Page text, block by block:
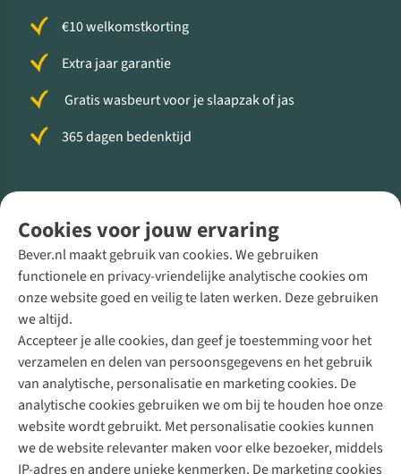
Cookies voor jouw ervaring
Bever.nl maakt gebruik van cookies. We gebruiken
functionele en privacy-vriendelijke analytische cookies om
onze website goed en veilig te laten werken. Deze gebruiken
we altijd.
Accepteer je alle cookies, dan geef je toestemming voor het
verzamelen en delen van persoonsgegevens en het gebruik
van analytische, personalisatie en marketing cookies. De
analytische cookies gebruiken we om bij te houden hoe onze
website wordt gebruikt. Met personalisatie cookies kunnen
we de website relevanter maken voor elke bezoeker, middels
IP-adres en andere unieke kenmerken. De marketing cookies
€10 welkomstkorting
Extra jaar garantie
Gratis wasbeurt voor je slaapzak of jas
365 dagen bedenktijd
Direct advies van een Buitenexpert
+31 (0)85 888 50 88
+31 6 12 28 49 80
Contactformulier